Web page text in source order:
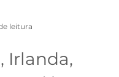
leitura